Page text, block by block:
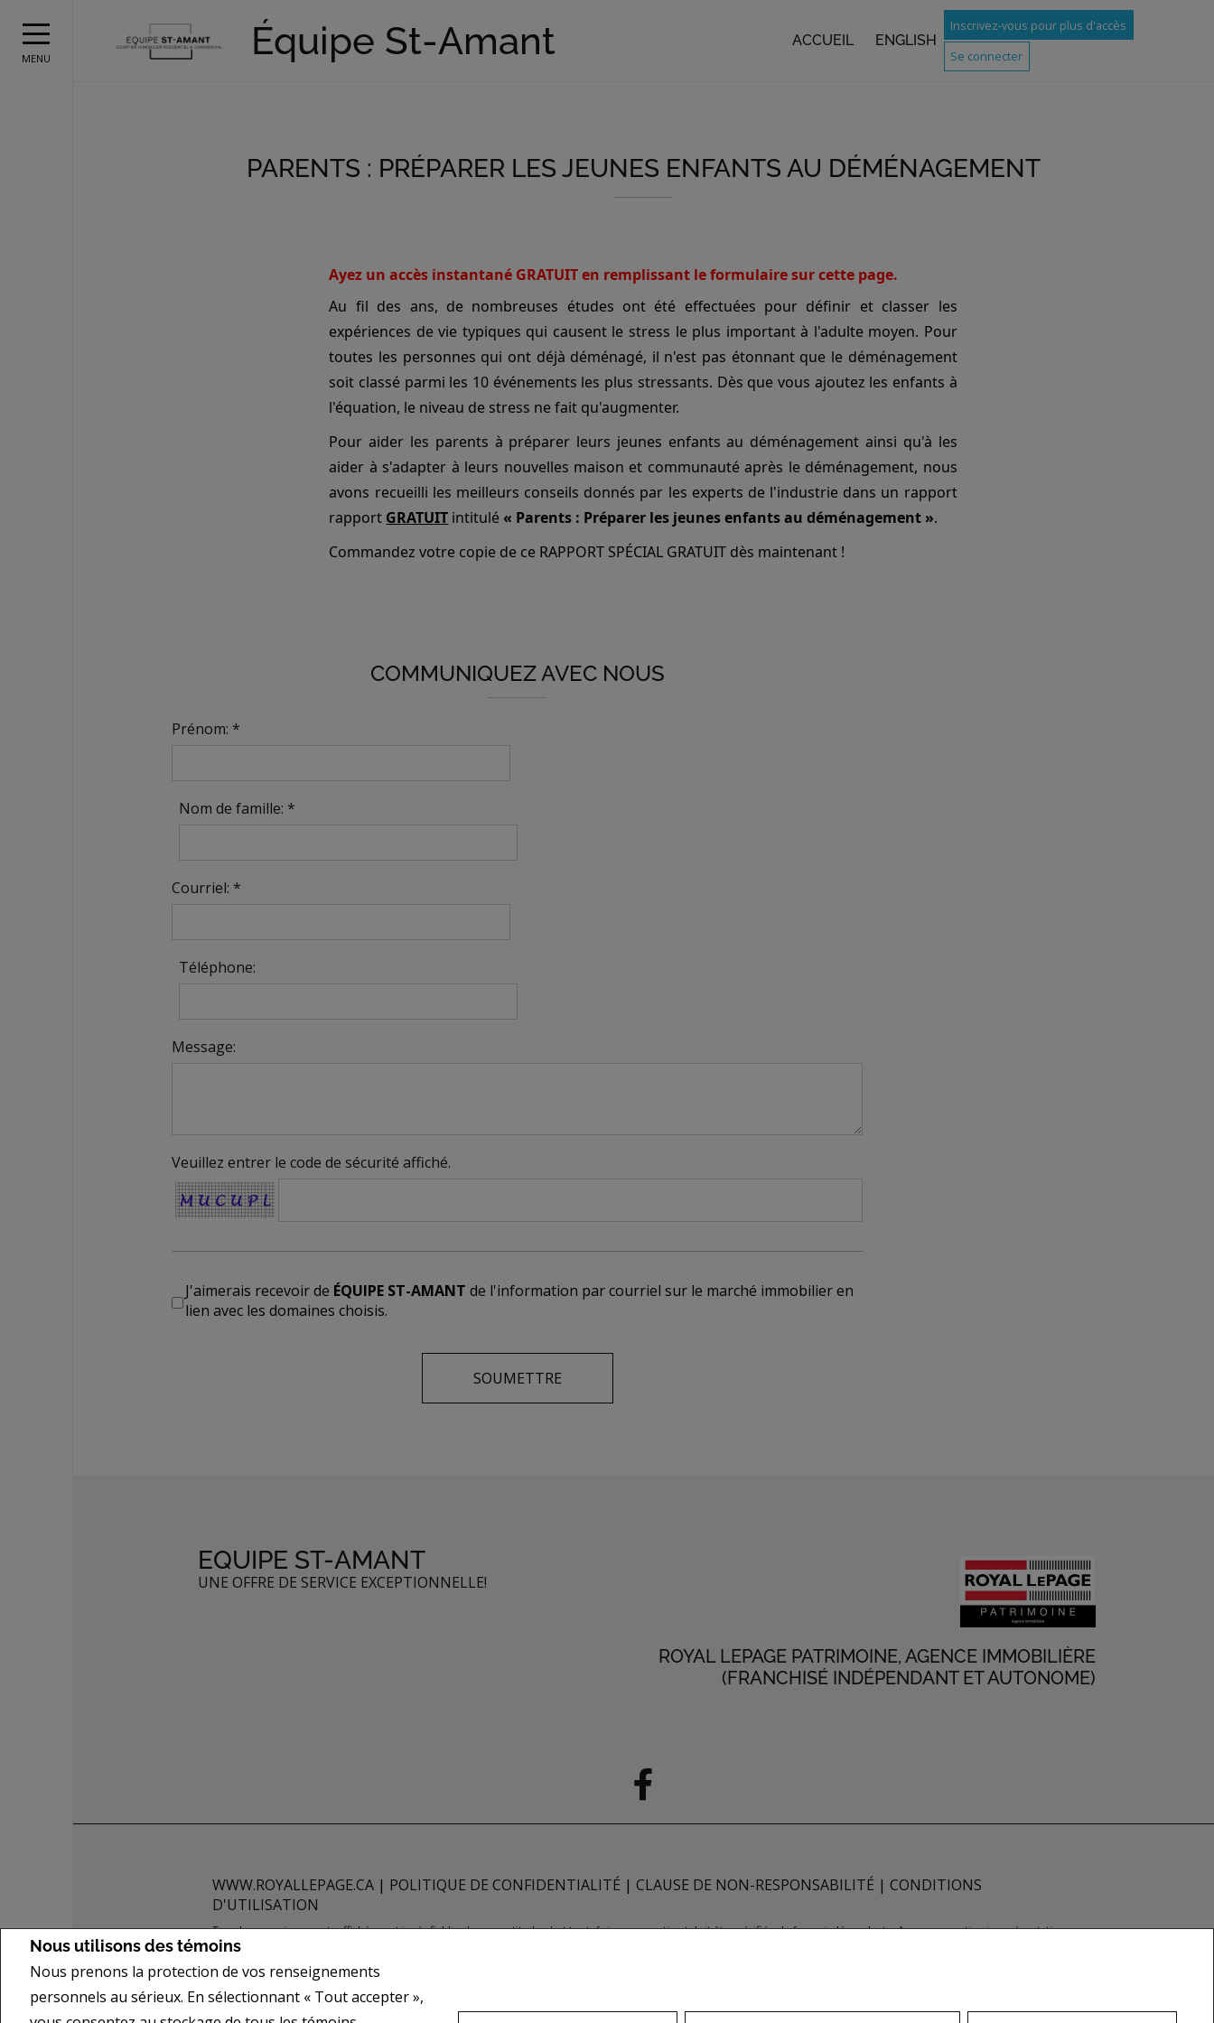
Nous utilisons des témoins
Nous prenons la protection de vos renseignements
personnels au sérieux. En sélectionnant « Tout accepter »,
MENU Équipe St-Amant ACCUEIL ENGLISH
Inscrivez-vous pour plus d'accès
Se connecter
PARENTS : PRÉPARER LES JEUNES ENFANTS AU DÉMÉNAGEMENT
Ayez un accès instantané GRATUIT en remplissant le formulaire sur cette page.
Au fil des ans, de nombreuses études ont été effectuées pour définir et classer les
expériences de vie typiques qui causent le stress le plus important à l'adulte moyen. Pour
toutes les personnes qui ont déjà déménagé, il n'est pas étonnant que le déménagement
soit classé parmi les 10 événements les plus stressants. Dès que vous ajoutez les enfants à
l'équation, le niveau de stress ne fait qu'augmenter.
Pour aider les parents à préparer leurs jeunes enfants au déménagement ainsi qu'à les
aider à s'adapter à leurs nouvelles maison et communauté après le déménagement, nous
avons recueilli les meilleurs conseils donnés par les experts de l'industrie dans un rapport
rapport GRATUIT intitulé« Parents : Préparer les jeunes enfants au déménagement ».
Commandez votre copie de ce RAPPORT SPÉCIAL GRATUIT dès maintenant !
COMMUNIQUEZ AVEC NOUS
Prénom: *
Nom de famille: *
Courriel: *
Téléphone:
Message:
Veuillez entrer le code de sécurité affiché.
J'aimerais recevoir de ÉQUIPE ST-AMANT de l'information par courriel sur le marché immobilier en
lien avec les domaines choisis.
EQUIPE ST-AMANT
UNE OFFRE DE SERVICE EXCEPTIONNELLE!
ROYAL LEPAGE PATRIMOINE, AGENCE IMMOBILIÈRE
(FRANCHISÉ INDÉPENDANT ET AUTONOME)
WWW.ROYALLEPAGE.CA | POLITIQUE DE CONFIDENTIALITÉ |CLAUSE DE NON-RESPONSABILITÉ |CONDITIONS
D'UTILISATION
Tous les renseignements affichés sont jugés fiables; leur exactitude n'est toutefois pas garantie et doit être vérifiée de façon indépendante. Aucune garantie ni représentation
de quelque nature que ce soit est donnée quant à l'exactitude desdits renseignements. Ne vise pas à solliciter les acheteurs ou vendeurs, propriétaires ou locataires
actuellement sous contrat. REALTOR®, REALTORS® et le logo REALTOR® sont des marques déposées de REALTOR® Canada Inc., une compagnie dont la National Association
of REALTORS® et l'Association canadienne de l'immeuble sont propriétaires. Les marques de commerce REALTOR® servent à distinguer les services immobiliers offerts par
les courtiers et agents d'immeuble en tant que membres de l'ACI. Les marques d'homologation S.I.A.® /MLS®, Service inter-agences®, et leurs logos respectifs sont la